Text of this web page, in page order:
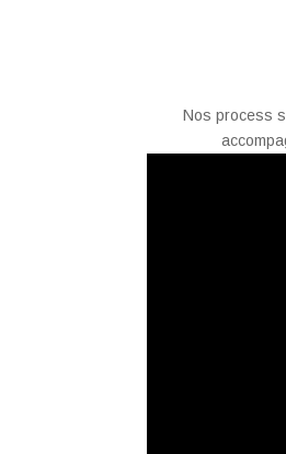
Nos process